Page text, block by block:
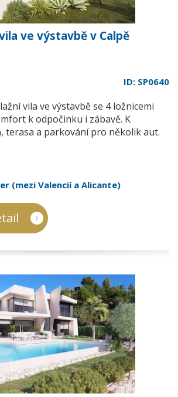
ve výstavbě v Calpě
ID: SP0640
vila ve výstavbě se 4 ložnicemi
k odpočinku i zábavě. K
terasa a parkování pro několik aut.
(mezi Valencií a Alicante)